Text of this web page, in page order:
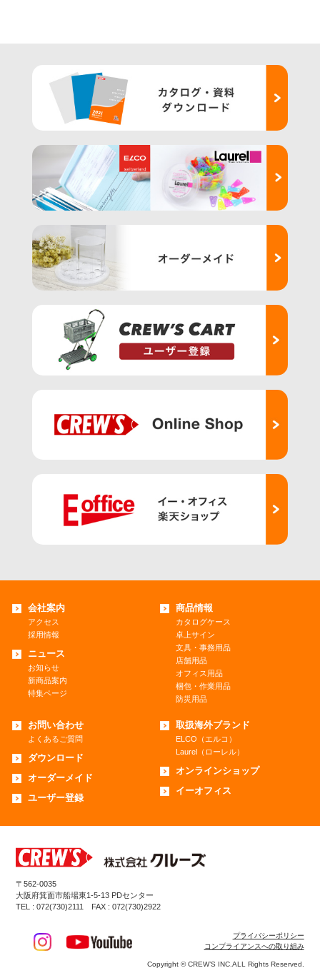
会社案内
アクセス
採用情報
ニュース
お知らせ
新商品案内
特集ページ
商品情報
カタログケース
卓上サイン
文具・事務用品
店舗用品
オフィス用品
梱包・作業用品
防災用品
お問い合わせ
よくあるご質問
ダウンロード
オーダーメイド
ユーザー登録
取扱海外ブランド
ELCO（エルコ）
Laurel（ローレル）
オンラインショップ
イーオフィス
〒562-0035
大阪府箕面市船場東1-5-13 PDセンター
TEL : 072(730)2111 FAX : 072(730)2922
プライバシーポリシー
コンプライアンスへの取り組み
Copyright © CREW’S INC.ALL Rights Reserved.